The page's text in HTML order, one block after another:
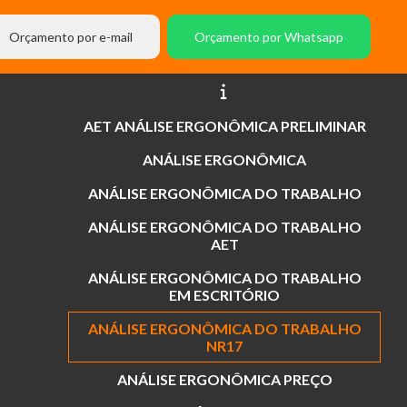
Orçamento por e-mail Orçamento por Whatsapp
AET ANÁLISE ERGONÔMICA PRELIMINAR
ANÁLISE ERGONÔMICA
ANÁLISE ERGONÔMICA DO TRABALHO
ANÁLISE ERGONÔMICA DO TRABALHO
AET
ANÁLISE ERGONÔMICA DO TRABALHO
EM ESCRITÓRIO
ANÁLISE ERGONÔMICA DO TRABALHO
NR17
ANÁLISE ERGONÔMICA PREÇO